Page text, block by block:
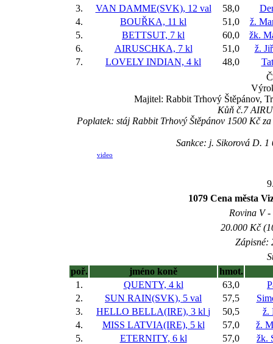
3.
VAN DAMME(SVK), 12 val 58,0
4.
BOUŘKA, 11 kl 51,0
ž.
5.
BETTSUT, 7 kl 60,0
žk.
6.
AIRUSCHKA, 7 kl 51,0
ž.
7.
LOVELY INDIAN, 4 kl 48,0
Majitel: Rabbit Trhový Štěpánov,
Kůň č.7
Poplatek: stáj Rabbit Trhový Štěpánov 1500 Kč
Sankce: j. Sikorová D.
video
1079 Cena města
Rovina V
20.000 Kč
Zápisné:
poř.
jméno koně
hmot.
1.
QUENTY, 4 kl 63,0
2.
SUN RAIN(SVK), 5 val 57,5
3.
HELLO BELLA(IRE), 3 kl j 50,5
ž.
4.
MISS LATVIA(IRE), 5 kl 57,0
ž.
5.
ETERNITY, 6 kl 57,0
žk.